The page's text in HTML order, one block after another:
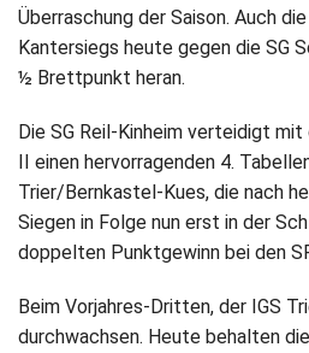
Kontakt
Impressum
Datenschutz
Überraschung der Saison. Auch
Kantersiegs heute gegen die SG
½ Brettpunkt heran.
Die SG Reil-Kinheim verteidigt
II einen hervorragenden 4.
Trier/Bernkastel-Kues, die nach
Siegen in Folge nun erst in der
doppelten Punktgewinn bei den
Beim Vorjahres-Dritten, der IGS
durchwachsen. Heute behalten